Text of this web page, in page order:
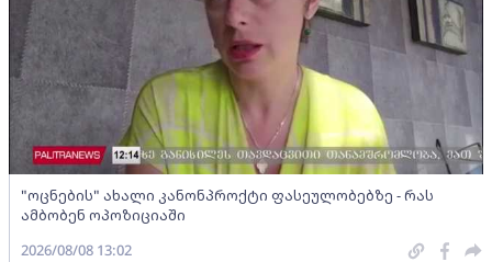
"ოცნების" ახალი კანონპროქტი ფასეულობებზე - რას
ამბობენ ოპოზიციაში
2026/08/08 13:02